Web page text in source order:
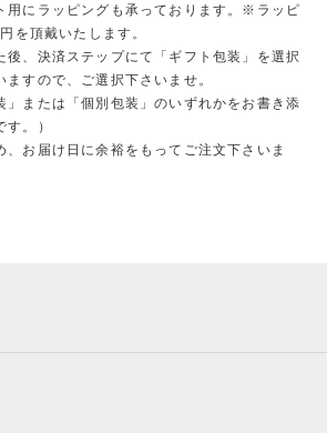
用にラッピングも承っております。※ラッピ
を頂戴いたします。
後、決済ステップにて「ギフト包装」を選択
すので、ご選択下さいませ。
」または「個別包装」のいずれかをお書き添
。）
、お届け日に余裕をもってご注文下さいま